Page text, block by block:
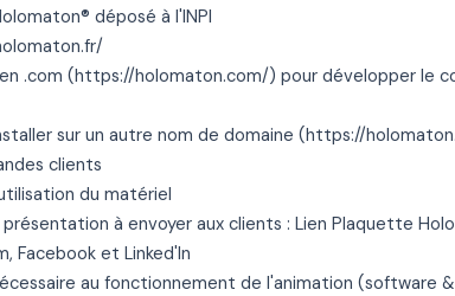
déposé à l'INPI
.com (https://holomaton.com/) pour développer le
sur un autre nom de domaine (https://
clients
du matériel
à envoyer aux clients : Lien Plaquette
Facebook et Linked'In
au fonctionnement de l'animation (software